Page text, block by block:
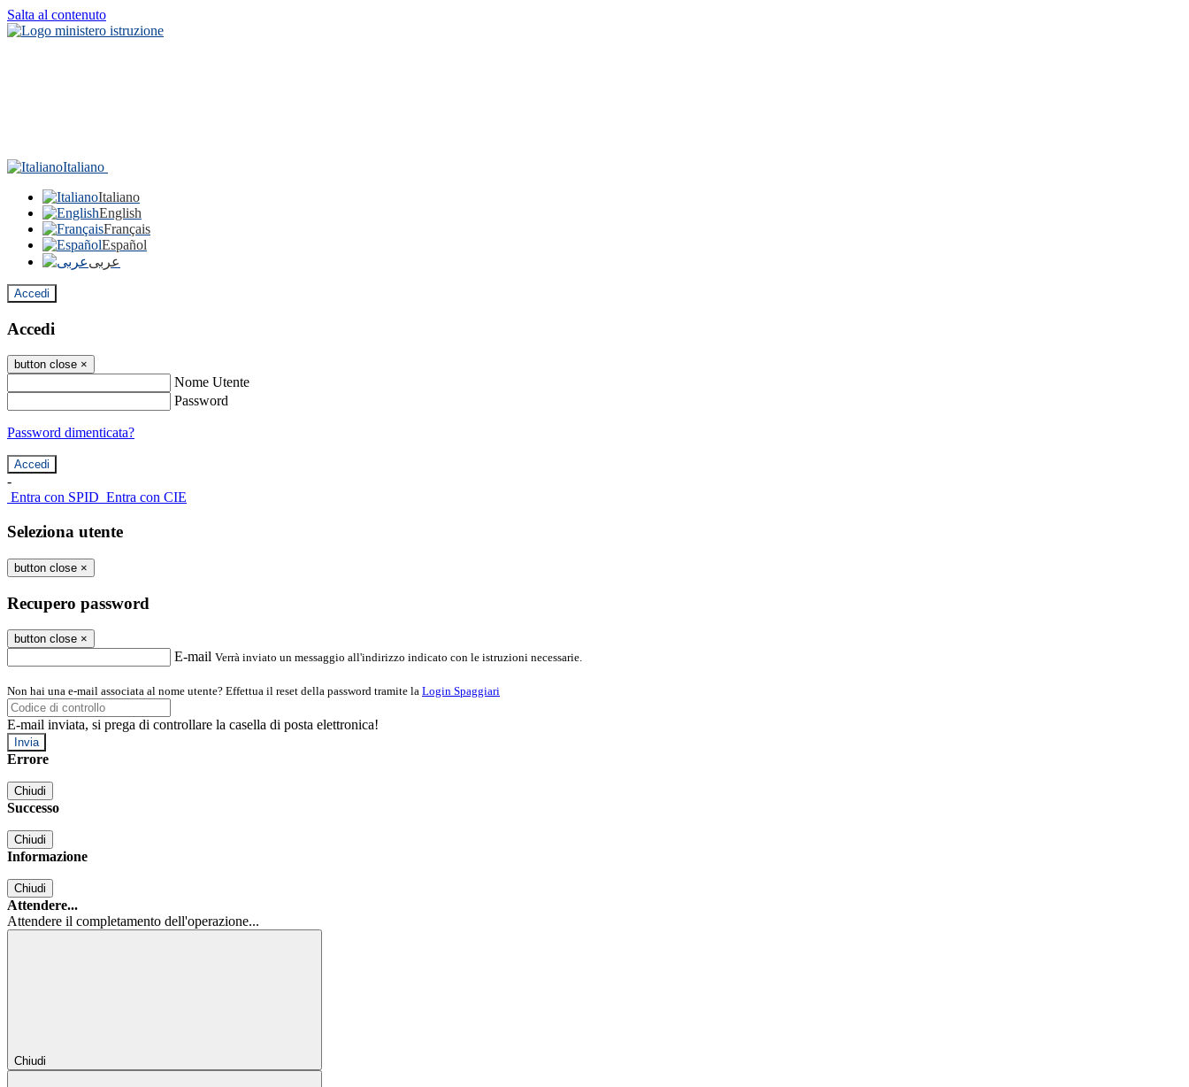
Salta al contenuto
Italiano
Italiano
English
Français
Español
عربى
Accedi
Accedi
button close ×
Nome Utente
Password
Password dimenticata?
-
Entra con SPID Entra con CIE
Seleziona utente
button close ×
Recupero password
button close ×
E-mail Verrà inviato un messaggio all'indirizzo indicato con le istruzioni necessarie.
Non hai una e-mail associata al nome utente? Effettua il reset della password tramite la Login Spaggiari
E-mail inviata, si prega di controllare la casella di posta elettronica!
Errore
Chiudi
Successo
Chiudi
Informazione
Chiudi
Attendere...
Attendere il completamento dell'operazione...
Chiudi